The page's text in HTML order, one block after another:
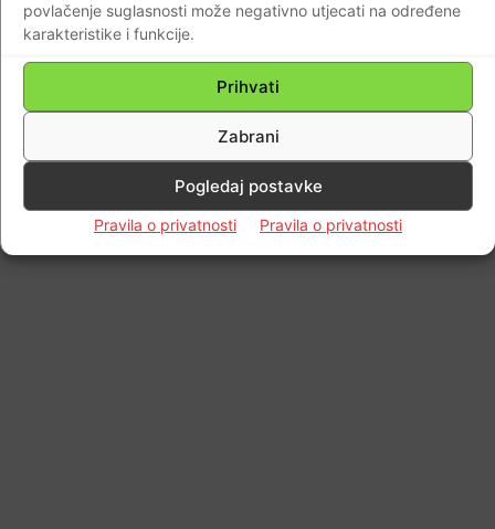
povlačenje suglasnosti može negativno utjecati na određene
karakteristike i funkcije.
Prihvati
Zabrani
Pogledaj postavke
Pravila o privatnosti Pravila o privatnosti
Impressum Kontaktirajte nas Pravila o privatnosti
© Newspaper WordPress Theme by TagDiv